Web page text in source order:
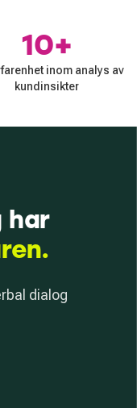
10+
inom analys av
kundinsikter
har
dialog